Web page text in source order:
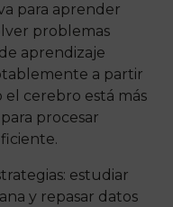
para aprender
problemas
aprendizaje
a partir
el cerebro está más
procesar
estudiar
y repasar datos